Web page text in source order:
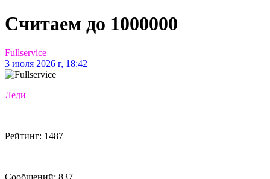
Считаем до 1000000
Fullservice
3 июля 2026 г, 18:42
Леди
Рейтинг: 1487